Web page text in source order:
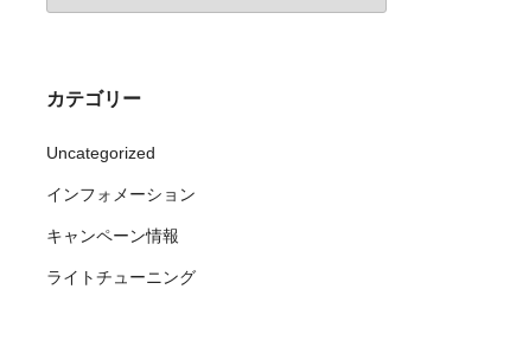
カテゴリー
Uncategorized
インフォメーション
キャンペーン情報
ライトチューニング